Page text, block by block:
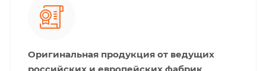
Оригинальная продукция от ведущих